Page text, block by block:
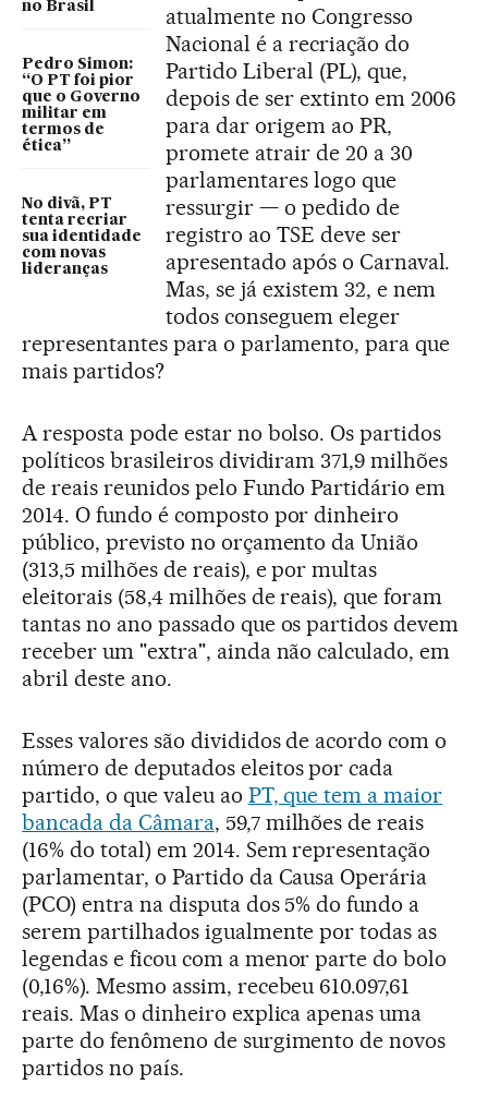
no Brasil
Pedro Simon:
“O PT foi pior
que o Governo
militar em
termos de
ética”
No divã, PT
tenta recriar
sua identidade
com novas
lideranças
atualmente no Congresso
Nacional é a recriação do
Partido Liberal (PL), que,
depois de ser extinto em 2006
para dar origem ao PR,
promete atrair de 20 a 30
parlamentares logo que
ressurgir — o pedido de
registro ao TSE deve ser
apresentado após o Carnaval.
Mas, se já existem 32, e nem
todos conseguem eleger
representantes para o parlamento, para que
mais partidos?
A resposta pode estar no bolso. Os partidos
políticos brasileiros dividiram 371,9 milhões
de reais reunidos pelo Fundo Partidário em
2014. O fundo é composto por dinheiro
público, previsto no orçamento da União
(313,5 milhões de reais), e por multas
eleitorais (58,4 milhões de reais), que foram
tantas no ano passado que os partidos devem
receber um "extra", ainda não calculado, em
abril deste ano.
Esses valores são divididos de acordo com o
número de deputados eleitos por cada
partido, o que valeu ao PT, que tem a maior
bancada da Câmara, 59,7 milhões de reais
(16% do total) em 2014. Sem representação
parlamentar, o Partido da Causa Operária
(PCO) entra na disputa dos 5% do fundo a
serem partilhados igualmente por todas as
legendas e ficou com a menor parte do bolo
(0,16%). Mesmo assim, recebeu 610.097,61
reais. Mas o dinheiro explica apenas uma
parte do fenômeno de surgimento de novos
partidos no país.